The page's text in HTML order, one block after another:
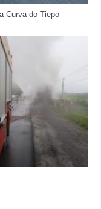
Curva do Tiepo